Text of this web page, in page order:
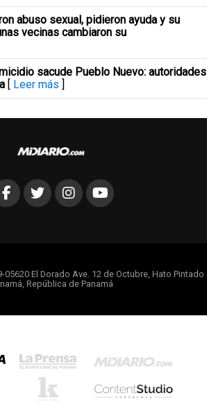
abuso sexual, pidieron ayuda y su
vecinas cambiaron su
sacude Pueblo Nuevo: autoridades
[ Leer más ]
El Dorado Ave. 12 de Octubre, Hato Pintado
República de Panamá